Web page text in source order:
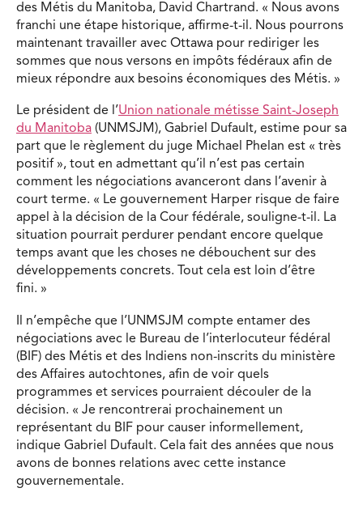
des Métis du Manitoba, David Chartrand. « Nous avons
franchi une étape historique, affirme-t-il. Nous pourrons
maintenant travailler avec Ottawa pour rediriger les
sommes que nous versons en impôts fédéraux afin de
mieux répondre aux besoins économiques des Métis. »
Le président de l’Union nationale métisse Saint-Joseph
du Manitoba (UNMSJM), Gabriel Dufault, estime pour sa
part que le règlement du juge Michael Phelan est « très
positif », tout en admettant qu’il n’est pas certain
comment les négociations avanceront dans l’avenir à
court terme. « Le gouvernement Harper risque de faire
appel à la décision de la Cour fédérale, souligne-t-il. La
situation pourrait perdurer pendant encore quelque
temps avant que les choses ne débouchent sur des
développements concrets. Tout cela est loin d’être
fini. »
Il n’empêche que l’UNMSJM compte entamer des
négociations avec le Bureau de l’interlocuteur fédéral
(BIF) des Métis et des Indiens non-inscrits du ministère
des Affaires autochtones, afin de voir quels
programmes et services pourraient découler de la
décision. « Je rencontrerai prochainement un
représentant du BIF pour causer informellement,
indique Gabriel Dufault. Cela fait des années que nous
avons de bonnes relations avec cette instance
gouvernementale.